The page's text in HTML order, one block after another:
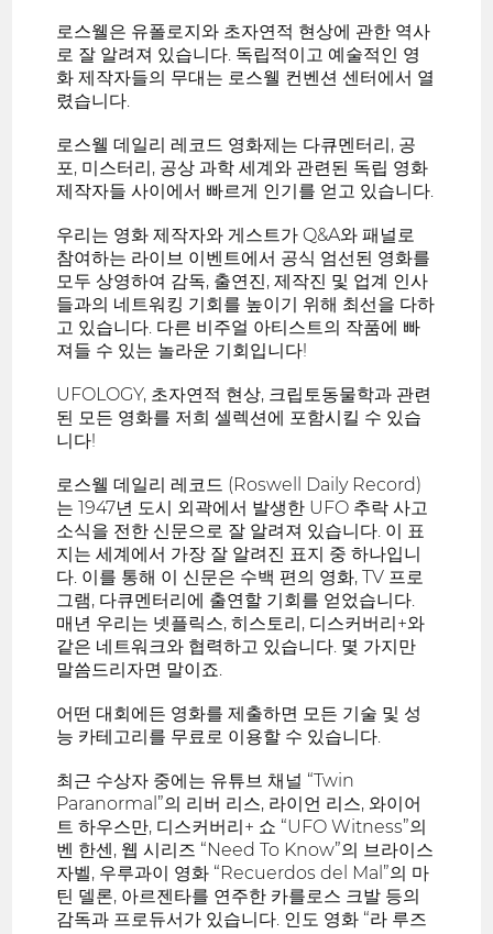
로스웰은 유폴로지와 초자연적 현상에 관한 역사
로 잘 알려져 있습니다. 독립적이고 예술적인 영
화 제작자들의 무대는 로스웰 컨벤션 센터에서 열
렸습니다.
로스웰 데일리 레코드 영화제는 다큐멘터리, 공
포, 미스터리, 공상 과학 세계와 관련된 독립 영화
제작자들 사이에서 빠르게 인기를 얻고 있습니다.
우리는 영화 제작자와 게스트가 Q&A와 패널로
참여하는 라이브 이벤트에서 공식 엄선된 영화를
모두 상영하여 감독, 출연진, 제작진 및 업계 인사
들과의 네트워킹 기회를 높이기 위해 최선을 다하
고 있습니다. 다른 비주얼 아티스트의 작품에 빠
져들 수 있는 놀라운 기회입니다!
UFOLOGY, 초자연적 현상, 크립토동물학과 관련
된 모든 영화를 저희 셀렉션에 포함시킬 수 있습
니다!
로스웰 데일리 레코드 (Roswell Daily Record)
는 1947년 도시 외곽에서 발생한 UFO 추락 사고
소식을 전한 신문으로 잘 알려져 있습니다. 이 표
지는 세계에서 가장 잘 알려진 표지 중 하나입니
다. 이를 통해 이 신문은 수백 편의 영화, TV 프로
그램, 다큐멘터리에 출연할 기회를 얻었습니다.
매년 우리는 넷플릭스, 히스토리, 디스커버리+와
같은 네트워크와 협력하고 있습니다. 몇 가지만
말씀드리자면 말이죠.
어떤 대회에든 영화를 제출하면 모든 기술 및 성
능 카테고리를 무료로 이용할 수 있습니다.
최근 수상자 중에는 유튜브 채널 “Twin
Paranormal”의 리버 리스, 라이언 리스, 와이어
트 하우스만, 디스커버리+ 쇼 “UFO Witness”의
벤 한센, 웹 시리즈 “Need To Know”의 브라이스
자벨, 우루과이 영화 “Recuerdos del Mal”의 마
틴 델론, 아르젠타를 연주한 카를로스 크발 등의
감독과 프로듀서가 있습니다. 인도 영화 “라 루즈